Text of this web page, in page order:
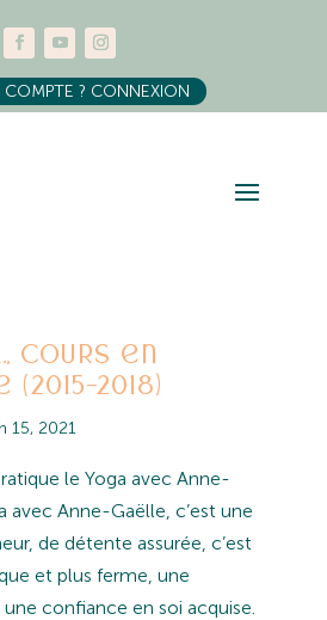
COMPTE ? CONNEXION
Cours en
2018)
15, 2021
le Yoga avec Anne-
avec Anne-Gaëlle, c’est une
de détente assurée, c’est
et plus ferme, une
confiance en soi acquise.